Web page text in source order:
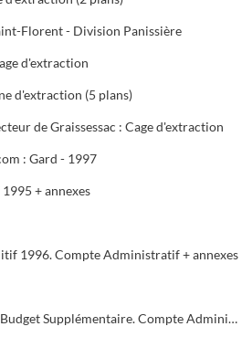
Florent - Division Panissière
d'extraction
d'extraction (5 plans)
de Graissessac : Cage d'extraction
: Gard - 1997
+ annexes
1996. Compte Administratif + annexes
Budget Primitif 1997. Budget Supplémentaire. Compte Administratif + annexes